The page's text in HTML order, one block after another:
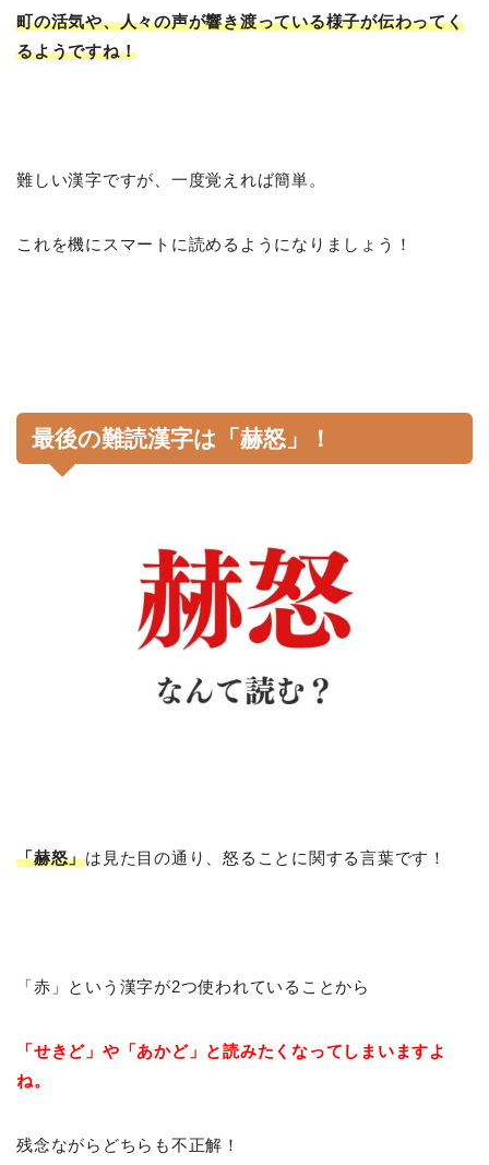
町の活気や、人々の声が響き渡っている様子が伝わってく
るようですね！
難しい漢字ですが、一度覚えれば簡単。
これを機にスマートに読めるようになりましょう！
最後の難読漢字は「赫怒」！
「赫怒」は見た目の通り、怒ることに関する言葉です！
「赤」という漢字が2つ使われていることから
「せきど」や「あかど」と読みたくなってしまいますよ
ね。
残念ながらどちらも不正解！